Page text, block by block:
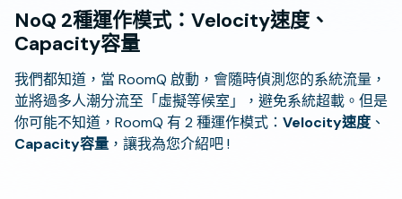
NoQ 2種運作模式：Velocity速度、
Capacity容量
我們都知道，當 RoomQ 啟動，會隨時偵測您的系統流量，
並將過多人潮分流至「虛擬等候室」，避免系統超載。但是
你可能不知道，RoomQ 有 2 種運作模式： Velocity速度 、
Capacity容量 ，讓我為您介紹吧 !